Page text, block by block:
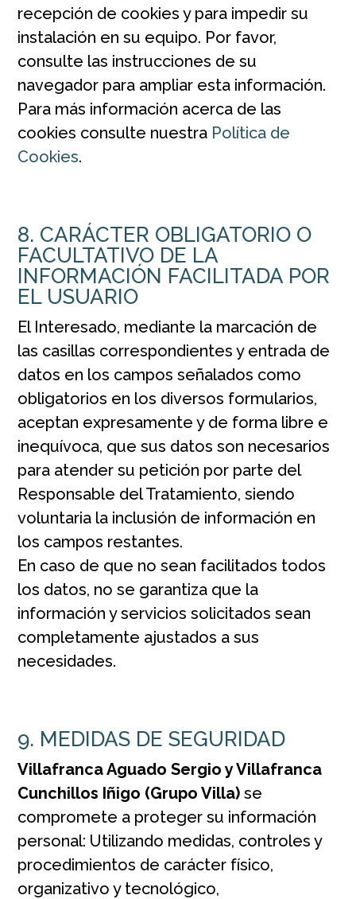
recepción de cookies y para impedir su
instalación en su equipo. Por favor,
consulte las instrucciones de su
navegador para ampliar esta información.
Para más información acerca de las
cookies consulte nuestra Política de
Cookies.
8. CARÁCTER OBLIGATORIO O
FACULTATIVO DE LA
INFORMACIÓN FACILITADA POR
EL USUARIO
El Interesado, mediante la marcación de
las casillas correspondientes y entrada de
datos en los campos señalados como
obligatorios en los diversos formularios,
aceptan expresamente y de forma libre e
inequívoca, que sus datos son necesarios
para atender su petición por parte del
Responsable del Tratamiento, siendo
voluntaria la inclusión de información en
los campos restantes.
En caso de que no sean facilitados todos
los datos, no se garantiza que la
información y servicios solicitados sean
completamente ajustados a sus
necesidades.
9. MEDIDAS DE SEGURIDAD
Villafranca Aguado Sergio y Villafranca
Cunchillos Iñigo (Grupo Villa) se
compromete a proteger su información
personal: Utilizando medidas, controles y
procedimientos de carácter físico,
organizativo y tecnológico,